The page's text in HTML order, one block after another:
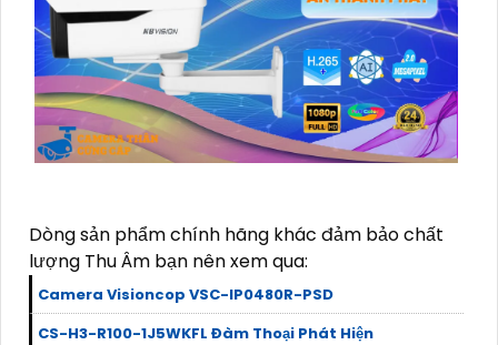
Dòng sản phẩm chính hãng khác đảm bảo chất
lượng Thu Âm bạn nên xem qua:
Camera Visioncop VSC-IP0480R-PSD
CS-H3-R100-1J5WKFL Đàm Thoại Phát Hiện